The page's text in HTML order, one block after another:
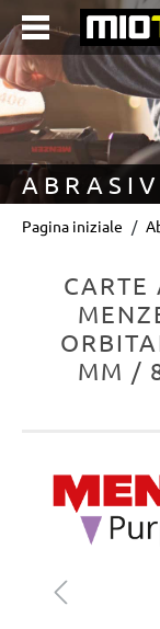
principale
Pagina iniziale
CARTE
MM /
Salta la